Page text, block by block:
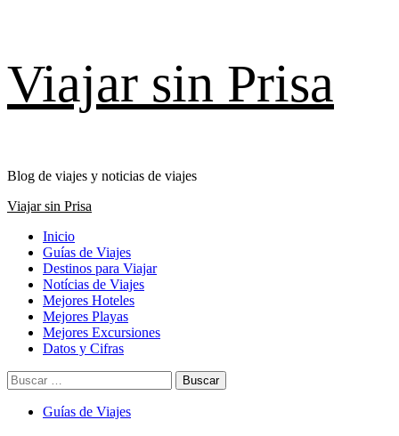
al
contenido
Viajar sin Prisa
Blog de viajes y noticias de viajes
Menú
Viajar sin Prisa
Inicio
Guías de Viajes
Destinos para Viajar
Notícias de Viajes
Mejores Hoteles
Mejores Playas
Mejores Excursiones
Datos y Cifras
Buscar:
Guías de Viajes